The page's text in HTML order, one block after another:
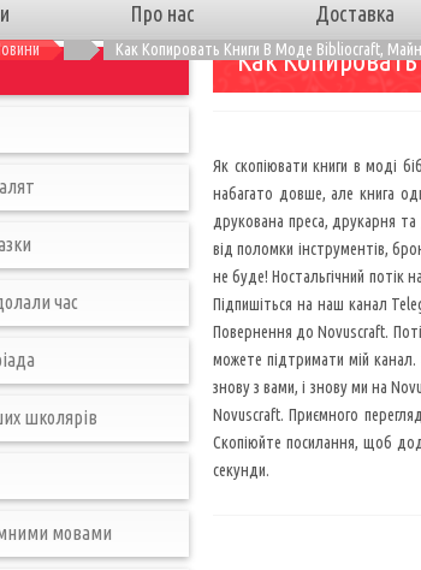
Про нас Доставка
Как Копировать Книги В Моде Bibliocraft,
Как
Як скопіювати книги в моді
набагато довше, але книга
друкована преса, друкарня
від поломки інструментів,
не буде! Ностальгічний потік
Підпишіться на наш канал
Повернення до Novuscraft.
можете підтримати мій
знову з вами, і знову ми на
Novuscraft. Приємного
Скопіюйте посилання, щоб
секунди.
час
школярів
мовами